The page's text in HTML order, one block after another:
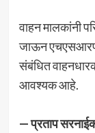
वाहन मालकांनी
जाऊन
संबंधित
आवश्यक आहे.
— प्रताप